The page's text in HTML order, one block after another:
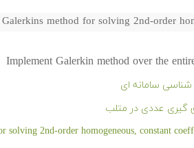
Galerkins method for solving 2nd-order
Implement Galerkin method over the
سامانه ای
گیری عددی در متلب